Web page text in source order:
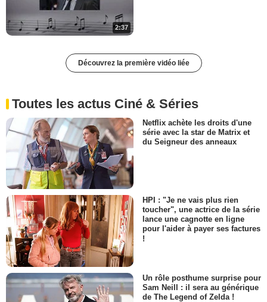
2:37
Découvrez la première vidéo liée
Toutes les actus Ciné & Séries
Netflix achète les droits d'une
série avec la star de Matrix et
du Seigneur des anneaux
HPI : "Je ne vais plus rien
toucher", une actrice de la série
lance une cagnotte en ligne
pour l'aider à payer ses factures
!
Un rôle posthume surprise pour
Sam Neill : il sera au générique
de The Legend of Zelda !